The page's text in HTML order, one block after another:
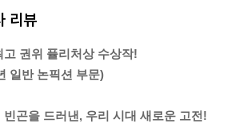
는 자유주의자들에 관해 이렇게 말했다. “
로 받아들여졌다.
인식하는 것만으로는 충분하지 않다.
리뷰
고 권위 퓰리처상 수상작!
일반 논픽션 부문)
빈곤을 드러낸, 우리 시대 새로운 고전!